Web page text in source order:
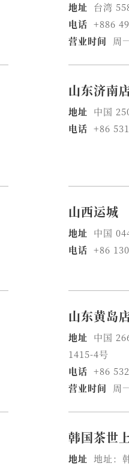
地址 台湾
电话 +886
营业时间
周
山东济南
地址 中国
电话 +86
山西运城
地址 中国
电话 +86
山东黄岛
地址 中国
1415-4号
电话 +86
营业时间
周
韩国茶世
地址 地址：